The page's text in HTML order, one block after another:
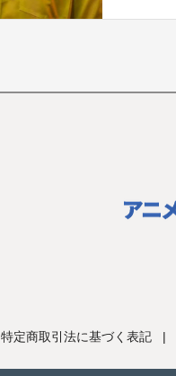
特定商取引法に基づく表記 |